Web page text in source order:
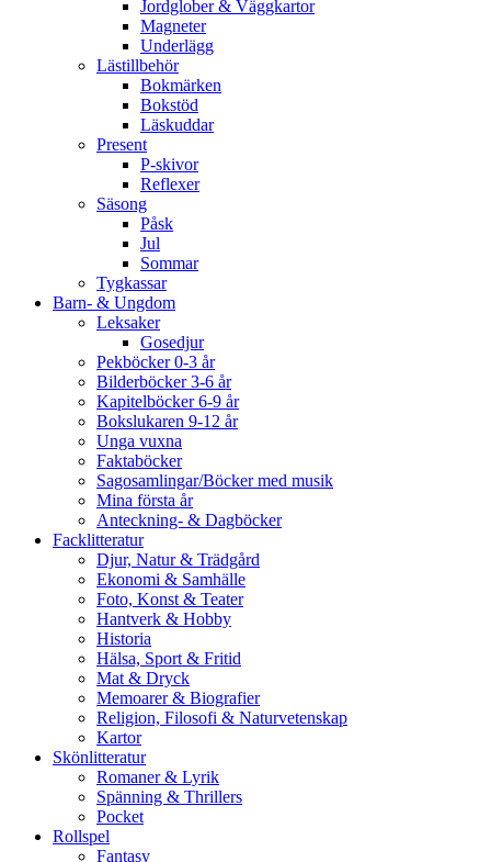
Jordglober & Väggkartor
Magneter
Underlägg
Lästillbehör
Bokmärken
Bokstöd
Läskuddar
Present
P-skivor
Reflexer
Säsong
Påsk
Jul
Sommar
Tygkassar
Barn- & Ungdom
Leksaker
Gosedjur
Pekböcker 0-3 år
Bilderböcker 3-6 år
Kapitelböcker 6-9 år
Bokslukaren 9-12 år
Unga vuxna
Faktaböcker
Sagosamlingar/Böcker med musik
Mina första år
Anteckning- & Dagböcker
Facklitteratur
Djur, Natur & Trädgård
Ekonomi & Samhälle
Foto, Konst & Teater
Hantverk & Hobby
Historia
Hälsa, Sport & Fritid
Mat & Dryck
Memoarer & Biografier
Religion, Filosofi & Naturvetenskap
Kartor
Skönlitteratur
Romaner & Lyrik
Spänning & Thrillers
Pocket
Rollspel
Fantasy